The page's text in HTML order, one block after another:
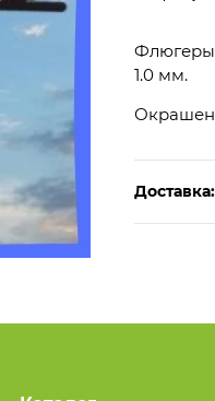
Флюгеры
1.0 мм.
Доставка: